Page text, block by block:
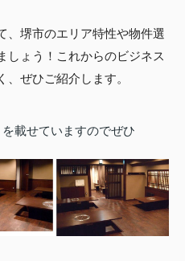
、堺市のエリア特性や物件選
しょう！これからのビジネス
ぜひご紹介します。
を載せていますのでぜひ